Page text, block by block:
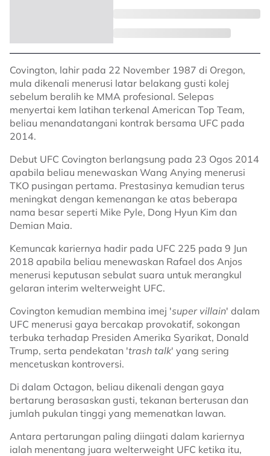
Covington, lahir pada 22 November 1987 di Oregon,
mula dikenali menerusi latar belakang gusti kolej
sebelum beralih ke MMA profesional. Selepas
menyertai kem latihan terkenal American Top Team,
beliau menandatangani kontrak bersama UFC pada
2014.
Debut UFC Covington berlangsung pada 23 Ogos 2014
apabila beliau menewaskan Wang Anying menerusi
TKO pusingan pertama. Prestasinya kemudian terus
meningkat dengan kemenangan ke atas beberapa
nama besar seperti Mike Pyle, Dong Hyun Kim dan
Demian Maia.
Kemuncak kariernya hadir pada UFC 225 pada 9 Jun
2018 apabila beliau menewaskan Rafael dos Anjos
menerusi keputusan sebulat suara untuk merangkul
gelaran interim welterweight UFC.
Covington kemudian membina imej 'super villain' dalam
UFC menerusi gaya bercakap provokatif, sokongan
terbuka terhadap Presiden Amerika Syarikat, Donald
Trump, serta pendekatan 'trash talk' yang sering
mencetuskan kontroversi.
Di dalam Octagon, beliau dikenali dengan gaya
bertarung berasaskan gusti, tekanan berterusan dan
jumlah pukulan tinggi yang memenatkan lawan.
Antara pertarungan paling diingati dalam kariernya
ialah menentang juara welterweight UFC ketika itu,